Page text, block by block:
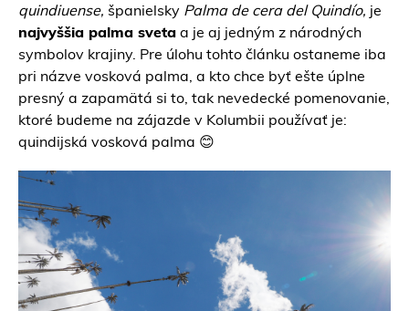
quindiuense, španielsky Palma de cera del Quindío, je
najvyššia palma sveta a je aj jedným z národných
symbolov krajiny. Pre úlohu tohto článku ostaneme iba
pri názve vosková palma, a kto chce byť ešte úplne
presný a zapamätá si to, tak nevedecké pomenovanie,
ktoré budeme na zájazde v Kolumbii používať je:
quindijská vosková palma 😊